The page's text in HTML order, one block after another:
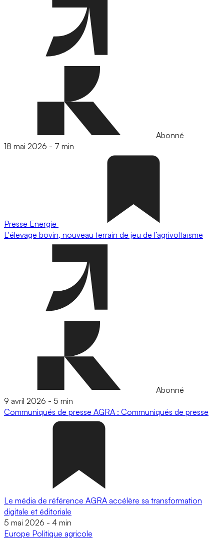
Abonné
18 mai 2026 - 7 min
Presse Energie
L'élevage bovin, nouveau terrain de jeu de l’agrivoltaïsme
Abonné
9 avril 2026 - 5 min
Communiqués de presse AGRA : Communiqués de presse
Le média de référence AGRA accélère sa transformation
digitale et éditoriale
5 mai 2026 - 4 min
Europe Politique agricole